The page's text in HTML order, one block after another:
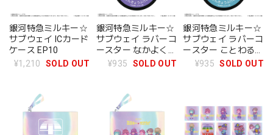
銀河特急ミルキー☆
サブウェイ ICカード
ケース EP10
¥1,210
SOLD OUT
銀河特急ミルキー☆
サブウェイ ラバーコ
ースター なかよくし
ましょう
¥935 SOLD OUT
銀河特急ミルキー☆
サブウェイ ラバーコ
ースター ことわるゆ
うき¥935 SOLD OUT